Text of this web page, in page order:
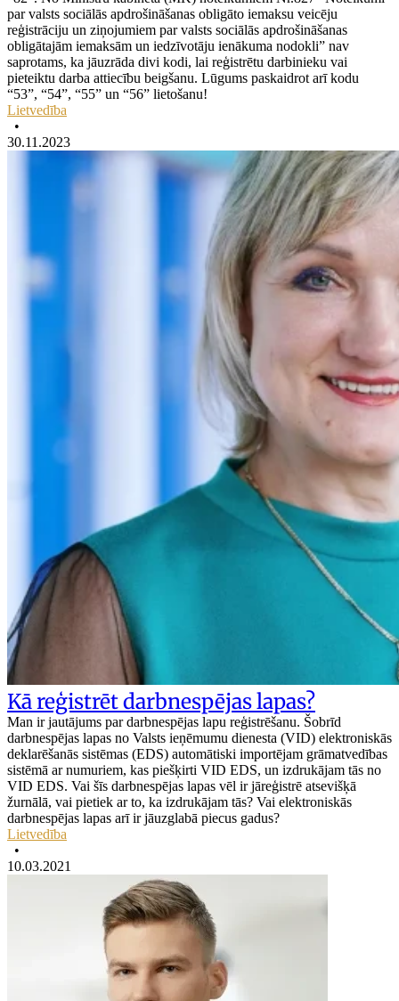
par valsts sociālās apdrošināšanas obligāto iemaksu veicēju
reģistrāciju un ziņojumiem par valsts sociālās apdrošināšanas
obligātajām iemaksām un iedzīvotāju ienākuma nodokli” nav
saprotams, ka jāuzrāda divi kodi, lai reģistrētu darbinieku vai
pieteiktu darba attiecību beigšanu. Lūgums paskaidrot arī kodu
“53”, “54”, “55” un “56” lietošanu!
Lietvedība
•
30.11.2023
Kā reģistrēt darbnespējas lapas?
Man ir jautājums par darbnespējas lapu reģistrēšanu. Šobrīd
darbnespējas lapas no Valsts ieņēmumu dienesta (VID) elektroniskās
deklarēšanās sistēmas (EDS) automātiski importējam grāmatvedības
sistēmā ar numuriem, kas piešķirti VID EDS, un izdrukājam tās no
VID EDS. Vai šīs darbnespējas lapas vēl ir jāreģistrē atsevišķā
žurnālā, vai pietiek ar to, ka izdrukājam tās? Vai elektroniskās
darbnespējas lapas arī ir jāuzglabā piecus gadus?
Lietvedība
•
10.03.2021